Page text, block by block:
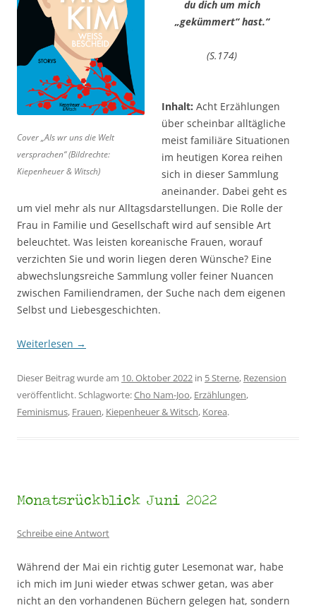
Cover „Als wr uns die Welt
versprachen“ (Bildrechte:
Kiepenheuer & Witsch)
du dich um mich
„gekümmert“ hast.“
(S.174)
Inhalt: Acht Erzählungen
über scheinbar alltägliche
meist familiäre Situationen
im heutigen Korea reihen
sich in dieser Sammlung
aneinander. Dabei geht es
um viel mehr als nur Alltagsdarstellungen. Die Rolle der
Frau in Familie und Gesellschaft wird auf sensible Art
beleuchtet. Was leisten koreanische Frauen, worauf
verzichten Sie und worin liegen deren Wünsche? Eine
abwechslungsreiche Sammlung voller feiner Nuancen
zwischen Familiendramen, der Suche nach dem eigenen
Selbst und Liebesgeschichten.
Weiterlesen →
Dieser Beitrag wurde am 10. Oktober 2022 in 5 Sterne, Rezension
veröffentlicht. Schlagworte:Cho Nam-Joo, Erzählungen,
Feminismus, Frauen, Kiepenheuer & Witsch, Korea.
Monatsrückblick Juni 2022
Schreibe eine Antwort
Während der Mai ein richtig guter Lesemonat war, habe
ich mich im Juni wieder etwas schwer getan, was aber
nicht an den vorhandenen Büchern gelegen hat, sondern